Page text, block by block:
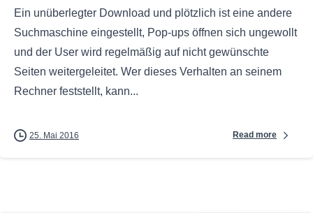
Ein unüberlegter Download und plötzlich ist eine andere
Suchmaschine eingestellt, Pop-ups öffnen sich ungewollt
und der User wird regelmäßig auf nicht gewünschte
Seiten weitergeleitet. Wer dieses Verhalten an seinem
Rechner feststellt, kann...
25. Mai 2016 Read more